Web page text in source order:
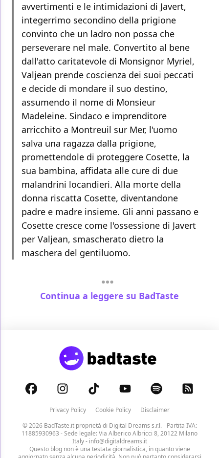
avvertimenti e le intimidazioni di Javert,
integerrimo secondino della prigione
convinto che un ladro non possa che
perseverare nel male. Convertito al bene
dall'atto caritatevole di Monsignor Myriel,
Valjean prende coscienza dei suoi peccati
e decide di mondare il suo destino,
assumendo il nome di Monsieur
Madeleine. Sindaco e imprenditore
arricchito a Montreuil sur Mer, l'uomo
salva una ragazza dalla prigione,
promettendole di proteggere Cosette, la
sua bambina, affidata alle cure di due
malandrini locandieri. Alla morte della
donna riscatta Cosette, diventandone
padre e madre insieme. Gli anni passano e
Cosette cresce come l'ossessione di Javert
per Valjean, smascherato dietro la
maschera del gentiluomo.
Continua a leggere su BadTaste
Privacy Policy Cookie Policy
Disclaimer
© 2026 BadTaste.it proprietà di Digital Dreams s.r.l.- Partita IVA:
11885930963 - Sede legale: Via Alberico Albricci 8, 20122 Milano
Italy - info@digitaldreams.it
Questo blog non è una testata giornalistica, in quanto viene